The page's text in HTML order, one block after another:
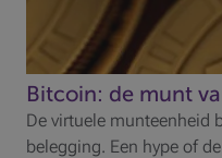
Bitcoin: de munt
De virtuele munteenheid
belegging. Een hype of